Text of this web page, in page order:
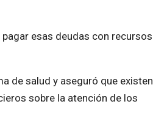
esas deudas con recursos
de salud y aseguró que existen
sobre la atención de los